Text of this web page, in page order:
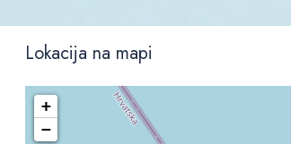
Lokacija na mapi
+
−